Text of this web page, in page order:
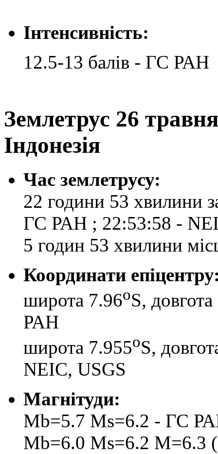
Інтенсивність:
12.5-13 балів - ГС РАН
Землетрус 26
Індонезія
Час землетрусу:
22 години 53 хвилини
ГС РАН ; 22:53:58 -
5 годин 53 хвилини
Координати
широта 7.96oS,
РАН
широта 7.955oS,
NEIC, USGS
Магнітуди:
Mb=5.7 Ms=6.2 - ГС
Mb=6.0 Ms=6.2 M=6.3